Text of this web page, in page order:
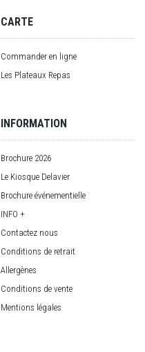
CARTE
Commander en ligne
Les Plateaux Repas
INFORMATION
Brochure 2026
Le Kiosque Delavier
Brochure événementielle
INFO +
Contactez nous
Conditions de retrait
Allergènes
Conditions de vente
Mentions légales